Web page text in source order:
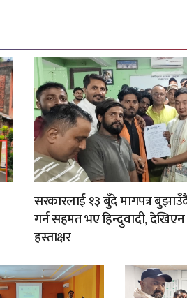
सरकारलाई १३ बुँदे मागपत्र
गर्न सहमत भए हिन्दुवादी,
हस्ताक्षर